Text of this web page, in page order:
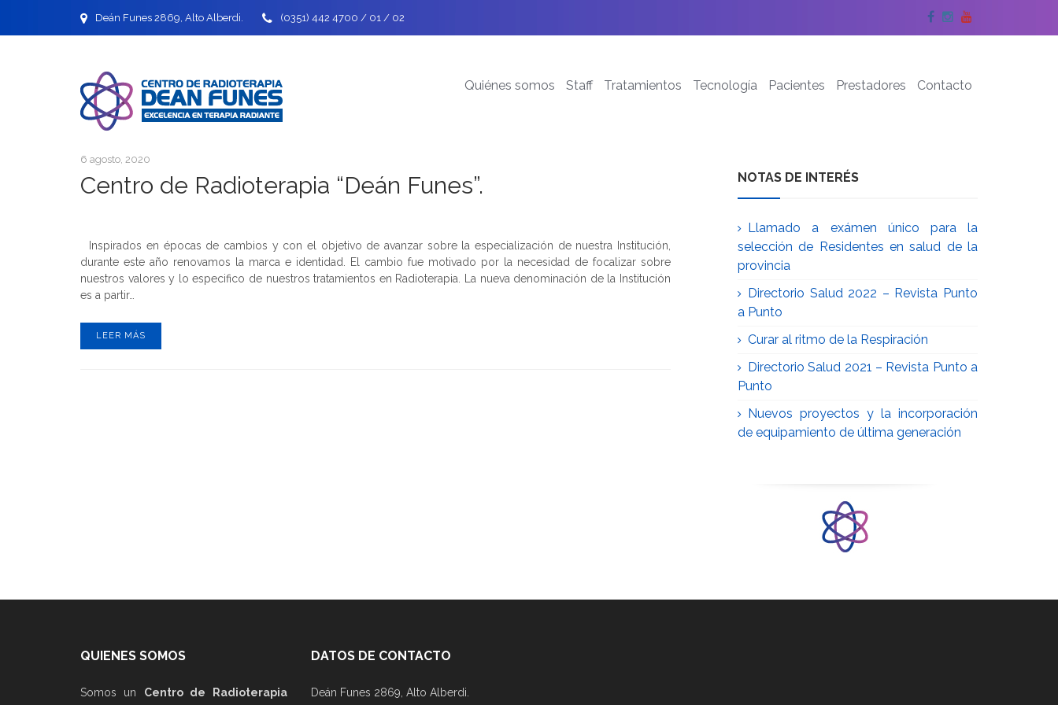
Deán Funes 2869, Alto Alberdi. (0351) 442 4700 / 01 / 02 Facebook
Instagram
Quiénes somos Staff Tratamientos Tecnología Pacientes Prestadores Contacto
6 agosto, 2020
Centro de Radioterapia “Deán Funes”.
Inspirados en épocas de cambios y con el objetivo de avanzar sobre la especialización de nuestra Institución,
durante este año renovamos la marca e identidad. El cambio fue motivado por la necesidad de focalizar sobre
nuestros valores y lo especifico de nuestros tratamientos en Radioterapia. La nueva denominación de la Institución
es a partir…
LEER MÁS
NOTAS DE INTERÉS
Llamado a exámen único para la
selección de Residentes en salud de la
provincia
Directorio Salud 2022 – Revista Punto
a Punto
Curar al ritmo de la Respiración
Directorio Salud 2021 – Revista Punto a
Punto
Nuevos proyectos y la incorporación
de equipamiento de última generación
QUIENES SOMOS
Somos un Centro de Radioterapia
DATOS DE CONTACTO
Deán Funes 2869, Alto Alberdi.